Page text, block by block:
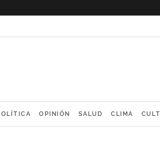
OPINIÓN SALUD CLIMA